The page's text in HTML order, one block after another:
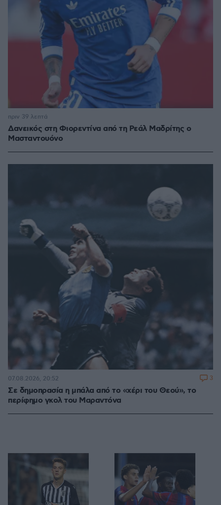
Δανεικός στη Φιορεντίνα από τη Ρεάλ Μαδρίτης ο
Μασταντουόνο
πριν 39 λεπτά
Σε δημοπρασία η μπάλα από το «χέρι του Θεού», το
περίφημο γκολ του Μαραντόνα
07.08.2026, 20:52 3